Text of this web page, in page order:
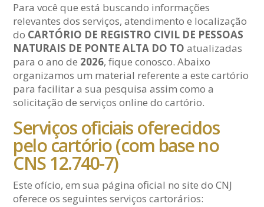
Para você que está buscando informações
relevantes dos serviços, atendimento e localização
do CARTÓRIO DE REGISTRO CIVIL DE PESSOAS
NATURAIS DE PONTE ALTA DO TO atualizadas
para o ano de 2026, fique conosco. Abaixo
organizamos um material referente a este cartório
para facilitar a sua pesquisa assim como a
solicitação de serviços online do cartório.
Serviços oficiais oferecidos
pelo cartório (com base no
CNS 12.740-7)
Este ofício, em sua página oficial no site do CNJ
oferece os seguintes serviços cartorários: